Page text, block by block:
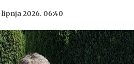
lipnja 2026. 06:40